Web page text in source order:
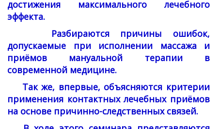
достижения максимального лечебного
эффекта.
Разбираются причины ошибок,
допускаемые при исполнении массажа и
приёмов мануальной терапии в
современной медицине.
Так же, впервые, объясняются критерии
применения контактных лечебных приёмов
на основе причинно-следственных связей.